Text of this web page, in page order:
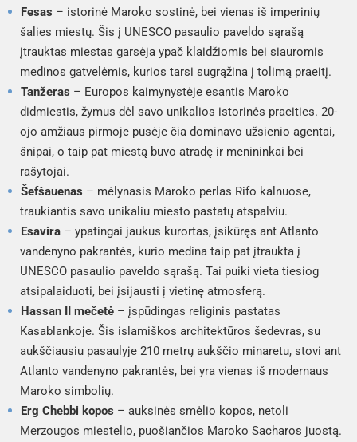
Fesas – istorinė Maroko sostinė, bei vienas iš imperinių
šalies miestų. Šis į UNESCO pasaulio paveldo sąrašą
įtrauktas miestas garsėja ypač klaidžiomis bei siauromis
medinos gatvelėmis, kurios tarsi sugrąžina į tolimą praeitį.
Tanžeras – Europos kaimynystėje esantis Maroko
didmiestis, žymus dėl savo unikalios istorinės praeities. 20-
ojo amžiaus pirmoje pusėje čia dominavo užsienio agentai,
šnipai, o taip pat miestą buvo atradę ir menininkai bei
rašytojai.
Šefšauenas – mėlynasis Maroko perlas Rifo kalnuose,
traukiantis savo unikaliu miesto pastatų atspalviu.
Esavira – ypatingai jaukus kurortas, įsikūręs ant Atlanto
vandenyno pakrantės, kurio medina taip pat įtraukta į
UNESCO pasaulio paveldo sąrašą. Tai puiki vieta tiesiog
atsipalaiduoti, bei įsijausti į vietinę atmosferą.
Hassan II mečetė – įspūdingas religinis pastatas
Kasablankoje. Šis islamiškos architektūros šedevras, su
aukščiausiu pasaulyje 210 metrų aukščio minaretu, stovi ant
Atlanto vandenyno pakrantės, bei yra vienas iš modernaus
Maroko simbolių.
Erg Chebbi kopos – auksinės smėlio kopos, netoli
Merzougos miestelio, puošiančios Maroko Sacharos juostą.